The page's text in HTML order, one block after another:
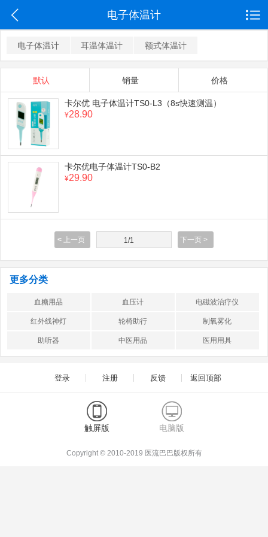
电子体温计
电子体温计 耳温体温计 额式体温计
默认 销量 价格
卡尔优 电子体温计TS0-L3（8s快速测温）
¥28.90
卡尔优电子体温计TS0-B2
¥29.90
< 上一页 1/1 下一页 >
更多分类
血糖用品 血压计 电磁波治疗仪
红外线神灯 轮椅助行 制氧雾化
助听器 中医用品 医用用具
登录 注册 反馈 返回顶部
触屏版 电脑版
Copyright © 2010-2019 医流巴巴版权所有